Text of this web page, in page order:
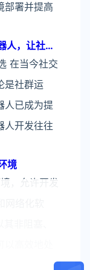
部署并提高
人，让社群
在当今社交
是社群运
人已成为提
人开发往往
境
，允许开发
非阻塞、
高效地处